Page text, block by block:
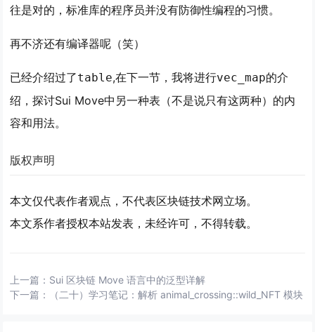
往是对的，标准库的程序员并没有防御性编程的习惯。
再不济还有编译器呢（笑）
已经介绍过了table,在下一节，我将进行vec_map的介
绍，探讨Sui Move中另一种表（不是说只有这两种）的内
容和用法。
版权声明
本文仅代表作者观点，不代表区块链技术网立场。
本文系作者授权本站发表，未经许可，不得转载。
上一篇： Sui 区块链 Move 语言中的泛型详解
下一篇：
（二十）学习笔记：解析 animal_crossing::wild_NFT 模块